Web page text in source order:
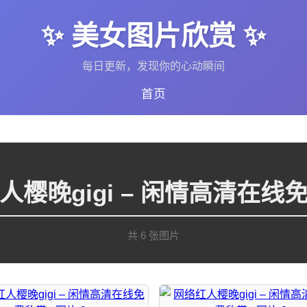
✨ 美女图片欣赏 ✨
每日更新，发现你的心动瞬间
首页
樱晚gigi – 闲情高清在线
共 6 张图片